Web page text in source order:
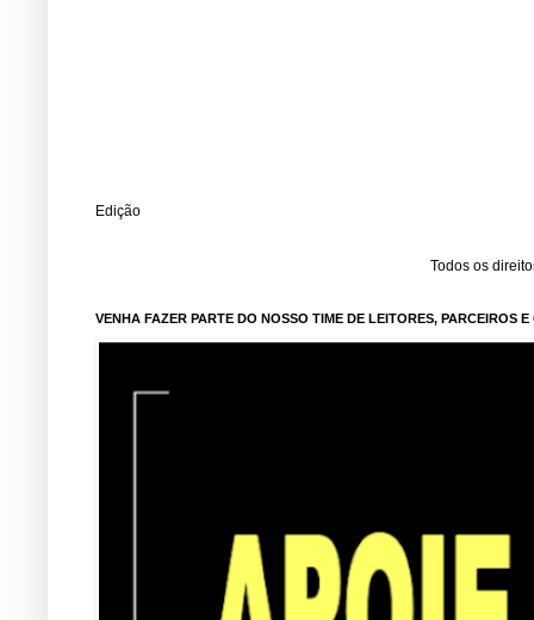
Edição
Todos os
VENHA FAZER PARTE DO NOSSO TIME DE LEITORES, PARCEIROS